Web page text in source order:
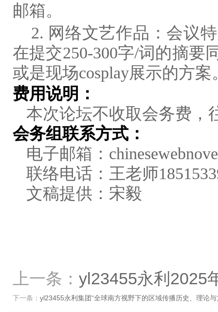
邮箱。
2. 网络文艺作品：会议
在提交250-300字/词的摘要
或是现场cosplay展示的方案
费用说明：
本次论坛不收取会务费，
会务组联系方式：
电子邮箱：
联络电话：王老师
文稿提供：宋毅
上一条： yl23455永利2025
下一条： yl23455永利集团“全球南方视野下的区域传播历史、理论